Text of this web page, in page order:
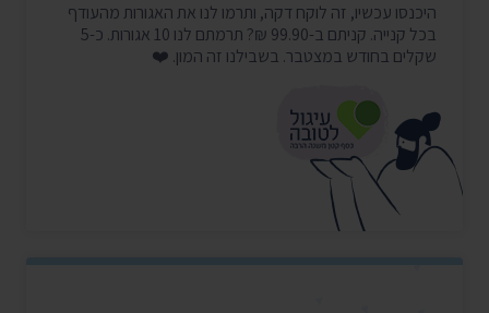
היכנסו עכשיו, זה לוקח דקה, ותרמו לנו את האגורות מהעודף
בכל קנייה. קניתם ב-99.90 ₪? תרמתם לנו 10 אגורות. כ-5
שקלים בחודש במצטבר. בשבילנו זה המון. ❤️